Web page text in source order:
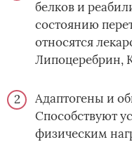
белков и
состоянию
относятся
Липоцеребрин,
Адаптогены и
Способствуют
физическим